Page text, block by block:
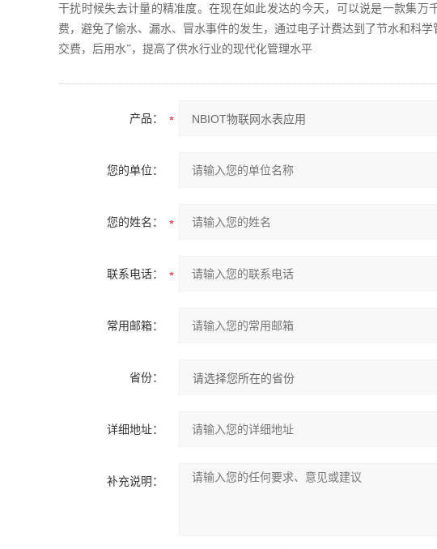
干扰时候失去计量的精准度。在现在如此发达的今天，可以说是一款集
费，避免了偷水、漏水、冒水事件的发生，通过电子计费达到了节水和科
交费，后用水”，提高了供水行业的现代化管理水平
产品：
您的单位：
您的姓名：
联系电话：
常用邮箱：
省份：
详细地址：
补充说明：